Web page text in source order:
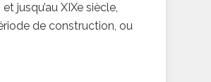
jusqu’au XIXe siècle,
de construction, ou